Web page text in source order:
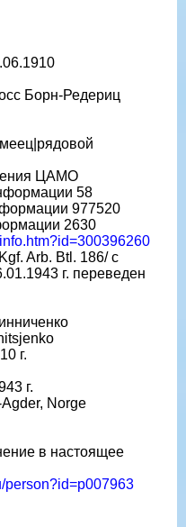
Борн-Редериц
ЦАМО
58
977520
2630
Arb. Btl. 186/ c
г. переведен
г.
г.
Norge
в настоящее
person?id=p007963